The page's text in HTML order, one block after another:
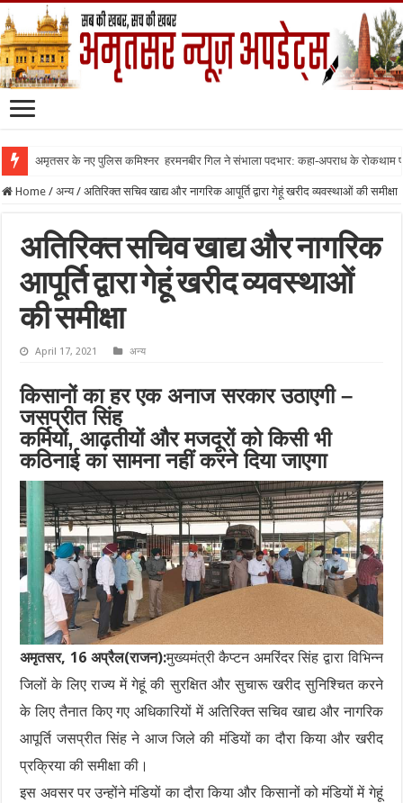
अमृतसर के नए पुलिस कमिश्नर हरमनबीर गिल ने संभाला पदभार: कहा-अपराध के रोकथाम
Home / अन्य / अतिरिक्त सचिव खाद्य और नागरिक आपूर्ति द्वारा गेहूं खरीद व्यवस्थाओं की समीक्षा
अतिरिक्त सचिव खाद्य और नागरिक
आपूर्ति द्वारा गेहूं खरीद व्यवस्थाओं
की समीक्षा
April 17, 2021 अन्य
किसानों का हर एक अनाज सरकार उठाएगी –
जसप्रीत सिंह
कर्मियों, आढ़तीयों और मजदूरों को किसी भी
कठिनाई का सामना नहीं करने दिया जाएगा
अमृतसर, 16 अप्रैल(राजन):मुख्यमंत्री कैप्टन अमरिंदर सिंह द्वारा विभिन्न
जिलों के लिए राज्य में गेहूं की सुरक्षित और सुचारू खरीद सुनिश्चित करने
के लिए तैनात किए गए अधिकारियों में अतिरिक्त सचिव खाद्य और नागरिक
आपूर्ति जसप्रीत सिंह ने आज जिले की मंडियों का दौरा किया और खरीद
प्रक्रिया की समीक्षा की।
इस अवसर पर उन्होंने मंडियों का दौरा किया और किसानों को मंडियों में गेहूं